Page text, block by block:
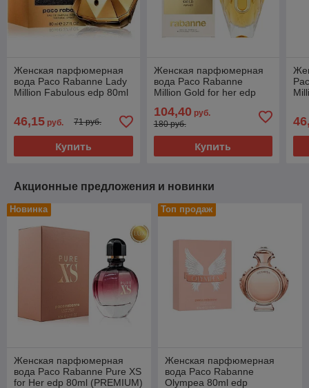
Женская парфюмерная
вода Paco Rabanne Lady
Million Fabulous edp 80ml
46,15 руб. 71 руб.
Купить
Женская парфюмерная
вода Paco Rabanne
Million Gold for her edp
104,40 руб.
180 руб.
Купить
Акционные предложения и новинки
Новинка
Женская парфюмерная
вода Paco Rabanne Pure XS
for Her edp 80ml (PREMIUM)
Топ продаж
Женская парфюмерная
вода Paco Rabanne
Olympea 80ml edp